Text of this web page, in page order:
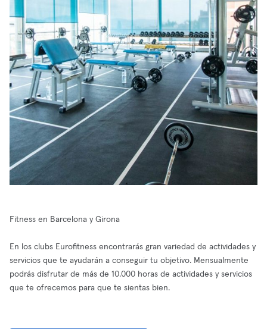
Fitness en Barcelona y Girona
En los clubs Eurofitness encontrarás gran variedad de actividades y
servicios que te ayudarán a conseguir tu objetivo. Mensualmente
podrás disfrutar de más de 10.000 horas de actividades y servicios
que te ofrecemos para que te sientas bien.